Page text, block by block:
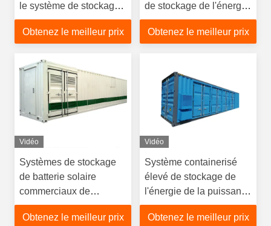
le système de stockage
de l'énergie
Obtenez le meilleur prix
de stockage de l'énergie
pour l'usine solaire
Obtenez le meilleur prix
Vidéo
Systèmes de stockage
de batterie solaire
commerciaux de
conteneur d'expédition
de stockage d'énergie à
Obtenez le meilleur prix
Vidéo
Système containerisé
élevé de stockage de
l'énergie de la puissance
1MWh 40ft
Obtenez le meilleur prix